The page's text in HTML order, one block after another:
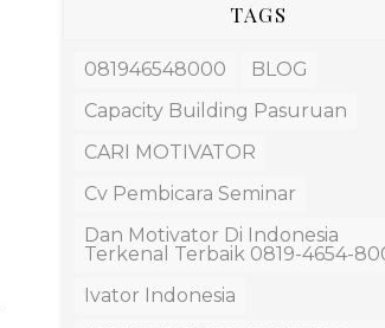
TAGS
081946548000
BLOG
Capacity Building Pasuruan
CARI MOTIVATOR
Cv Pembicara Seminar
Dan Motivator Di Indonesia
Terkenal Terbaik 0819-4654-
Ivator Indonesia